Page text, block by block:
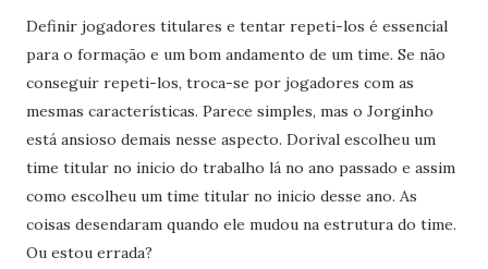
Definir jogadores titulares e tentar repeti-los é essencial
para o formação e um bom andamento de um time. Se não
conseguir repeti-los, troca-se por jogadores com as
mesmas características. Parece simples, mas o Jorginho
está ansioso demais nesse aspecto. Dorival escolheu um
time titular no inicio do trabalho lá no ano passado e assim
como escolheu um time titular no inicio desse ano. As
coisas desendaram quando ele mudou na estrutura do time.
Ou estou errada?